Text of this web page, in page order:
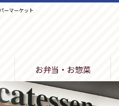
ーマーケット
お弁当・お惣菜